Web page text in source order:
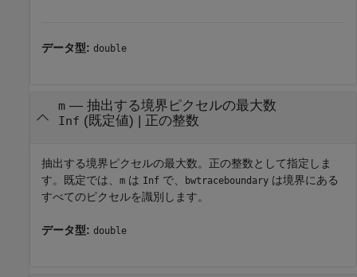
データ型: double
m— 抽出する境界ピクセルの最大数
Inf (既定値) | 正の整数
抽出する境界ピクセルの最大数。正の整数として指定しま
す。既定では、 m は Inf で、 bwtraceboundary は境界にある
すべてのピクセルを識別します。
データ型: double